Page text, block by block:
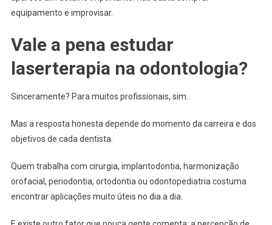
equipamento e improvisar.
Vale a pena estudar
laserterapia na odontologia?
Sinceramente? Para muitos profissionais, sim.
Mas a resposta honesta depende do momento da carreira e dos
objetivos de cada dentista.
Quem trabalha com cirurgia, implantodontia, harmonização
orofacial, periodontia, ortodontia ou odontopediatria costuma
encontrar aplicações muito úteis no dia a dia.